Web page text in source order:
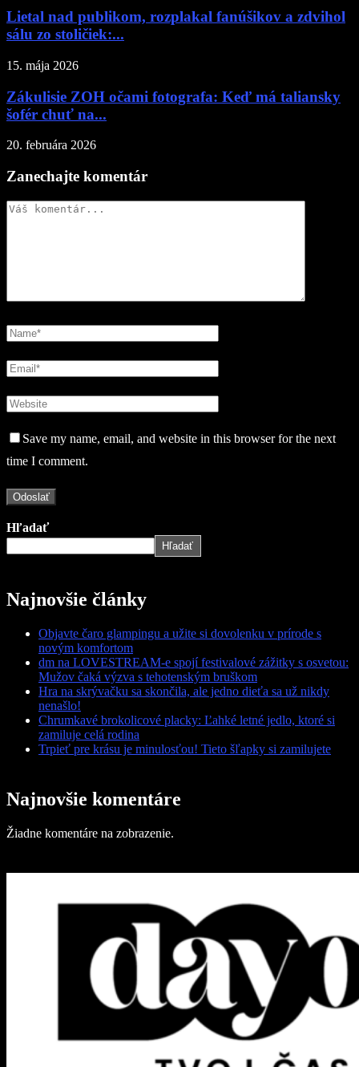
Lietal nad publikom, rozplakal fanúšikov a zdvihol
sálu zo stoličiek:...
15. mája 2026
Zákulisie ZOH očami fotografa: Keď má taliansky
šofér chuť na...
20. februára 2026
Zanechajte komentár
Save my name, email, and website in this browser for the next
time I comment.
Hľadať
Hľadať
Najnovšie články
Objavte čaro glampingu a užite si dovolenku v prírode s
novým komfortom
dm na LOVESTREAM-e spojí festivalové zážitky s osvetou:
Mužov čaká výzva s tehotenským bruškom
Hra na skrývačku sa skončila, ale jedno dieťa sa už nikdy
nenašlo!
Chrumkavé brokolicové placky: Ľahké letné jedlo, ktoré si
zamiluje celá rodina
Trpieť pre krásu je minulosťou! Tieto šľapky si zamilujete
Najnovšie komentáre
Žiadne komentáre na zobrazenie.